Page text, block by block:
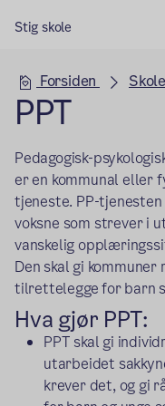
Stig skole
Forsiden
PPT
Pedagogisk-
er en kommunal eller
tjeneste. PP-
voksne som strever i
vanskelig
Den skal gi
tilrettelegge for barn
Hva gjør PPT:
PPT skal gi
utarbeidet
krever det, og gi